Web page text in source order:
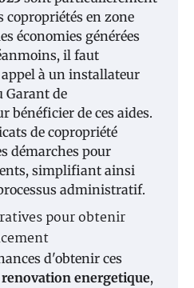
copropriétés en zone
économies générées
il faut
à un installateur
Garant de
bénéficier de ces aides.
de copropriété
démarches pour
simplifiant ainsi
administratif.
pour obtenir
d'obtenir ces
energetique,